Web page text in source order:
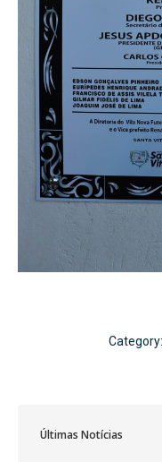
Category:
Últimas Notícias